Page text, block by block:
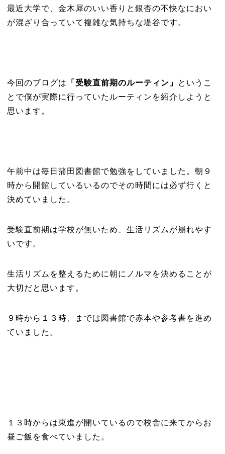
最近大学で、金木犀のいい香りと銀杏の不快なにおい
が混ざり合っていて複雑な気持ちな堤谷です。
今回のブログは 「受験直前期のルーティン」
というこ
とで僕が実際に行っていたルーティンを紹介しようと
思います。
午前中は毎日蒲田図書館で勉強をしていました。朝９
時から開館しているいるのでその時間には必ず行くと
決めていました。
受験直前期は学校が無いため、生活リズムが崩れやす
いです。
生活リズムを整えるために朝にノルマを決めることが
大切だと思います。
９時から１３時、までは図書館で赤本や参考書を進め
ていました。
１３時からは東進が開いているので校舎に来てからお
昼ご飯を食べていました。